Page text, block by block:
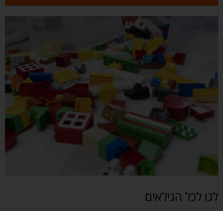
לגו לכל הגילאים